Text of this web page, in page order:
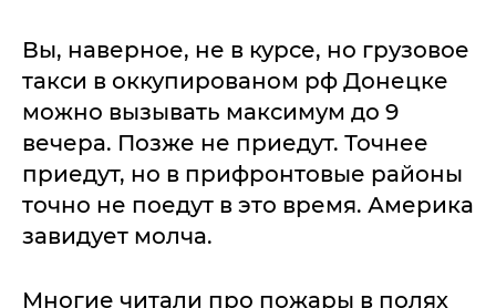
Вы, наверное, не в курсе, но грузовое
такси в оккупированом рф Донецке
можно вызывать максимум до 9
вечера. Позже не приедут. Точнее
приедут, но в прифронтовые районы
точно не поедут в это время. Америка
завидует молча.
Многие читали про пожары в полях